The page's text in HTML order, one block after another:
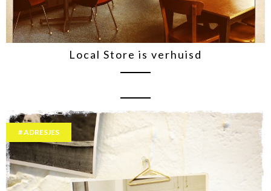
Local Store is verhuisd
ADRESJES